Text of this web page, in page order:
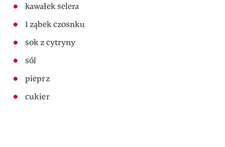
kawałek selera
1 ząbek czosnku
sok z cytryny
sól
pieprz
cukier